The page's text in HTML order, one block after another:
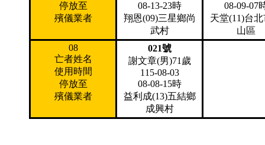
停放至
殯儀業者
08-13-23時
翔恩(09)三星鄉尚
武村
08-09-07
天堂(11)台
山區
08
亡者姓名
使用時間
停放至
殯儀業者
021號
謝文章(男)71歲
115-08-03
08-08-15時
益利成(13)五結鄉
成興村